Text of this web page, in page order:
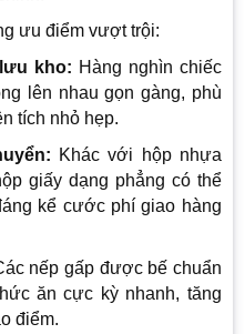
ưu điểm vượt trội:
kho: Hàng nghìn chiếc
lên nhau gọn gàng, phù
tích nhỏ hẹp.
Khác với hộp nhựa
giấy dạng phẳng có thể
kể cước phí giao hàng
nếp gấp được bế chuẩn
ăn cực kỳ nhanh, tăng
điểm.